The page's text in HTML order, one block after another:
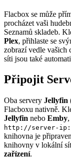
Flacbox se může
procházet vaši
Seznamů skladeb.
Plex, přihlaste se
zobrazí vedle vašich
síti jsou také
Připojit
Oba servery Jellyfin
Flacboxu nativně.
Jellyfin nebo Emby
http://server-
knihovna je
knihovny v lokální
zařízení.